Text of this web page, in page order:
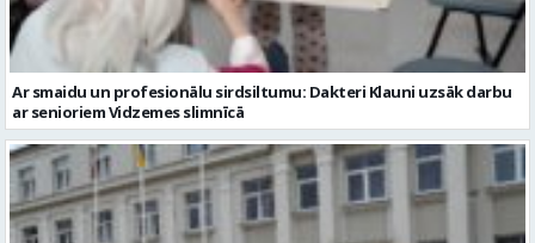
Ar smaidu un profesionālu sirdsiltumu: Dakteri Klauni uzsāk darbu
ar senioriem Vidzemes slimnīcā